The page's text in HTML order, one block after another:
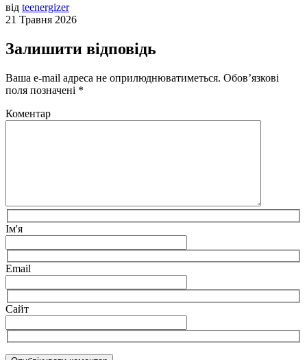
від teenergizer
21 Травня 2026
Залишити відповідь
Ваша e-mail адреса не оприлюднюватиметься. Обов’язкові
поля позначені *
Коментар
Ім'я
Email
Сайт